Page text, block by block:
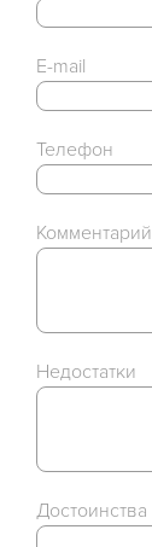
E-mail
Телефон
Комментарий
Недостатки
Достоинства